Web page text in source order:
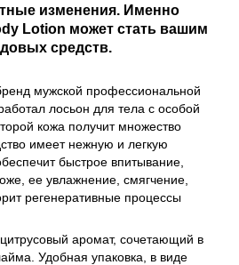
изменения. Именно
Lotion может стать вашим
средств.
мужской профессиональной
лосьон для тела с особой
кожа получит множество
имеет нежную и легкую
быстрое впитывание,
ее увлажнение, смягчение,
регенеративные процессы
аромат, сочетающий в
Удобная упаковка, в виде